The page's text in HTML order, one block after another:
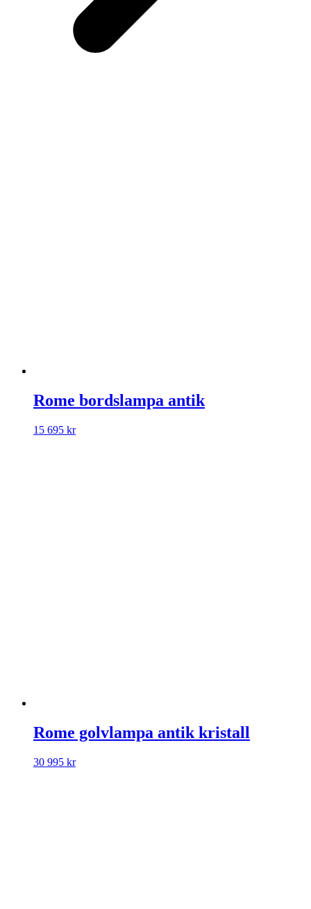
Rome bordslampa antik
15 695 kr
Rome golvlampa antik kristall
30 995 kr